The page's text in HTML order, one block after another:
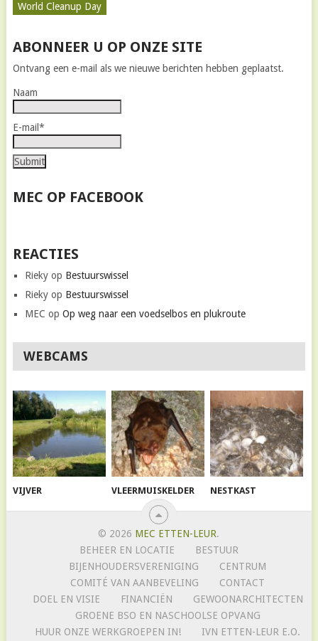
World Cleanup Day
ABONNEER U OP ONZE SITE
Ontvang een e-mail als we nieuwe berichten hebben geplaatst.
Naam
E-mail*
MEC OP FACEBOOK
REACTIES
Riekyop Bestuurswissel
Riekyop Bestuurswissel
MEC op Op weg naar een voedselbos en plukroute
WEBCAMS
VIJVER VLEERMUISKELDER NESTKAST
© 2026 MEC ETTEN-LEUR.
BEHEER EN LOCATIE
BESTUUR
BIJENHOUDERSVERENIGING
CENTRUM
COMITÉ VAN AANBEVELING
CONTACT
DOEL EN VISIE
FINANCIËN
GEWOONARCHITECTEN
GROENE BSO EN NASCHOOLSE OPVANG
HUUR ONZE WERKGROEPEN IN!
IVN ETTEN-LEUR E.O.